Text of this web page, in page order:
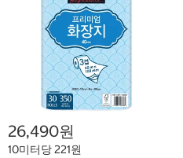
26,490원
10미터당 221원